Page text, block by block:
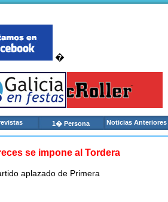
�
1� Persona Noticias Anteriores
se impone al Tordera
aplazado de Primera